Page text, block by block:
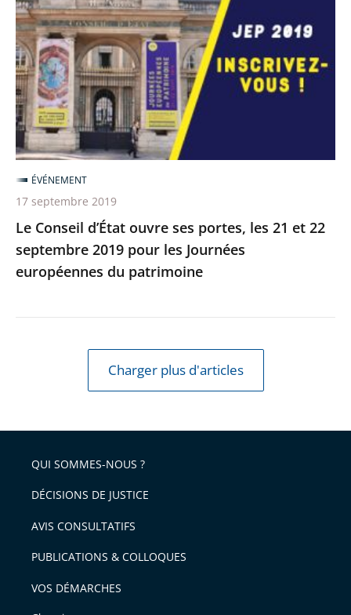
d’État
ouvre
ses
portes,
les
21
et
22
septembre
2019
pour
les
Journées
Le Conseil d’État ouvre ses portes, les 21 et 22
septembre 2019 pour les Journées
européennes du patrimoine
ÉVÉNEMENT
17 septembre 2019
Charger plus d'articles
QUI SOMMES-NOUS ?
DÉCISIONS DE JUSTICE
AVIS CONSULTATIFS
PUBLICATIONS & COLLOQUES
VOS DÉMARCHES